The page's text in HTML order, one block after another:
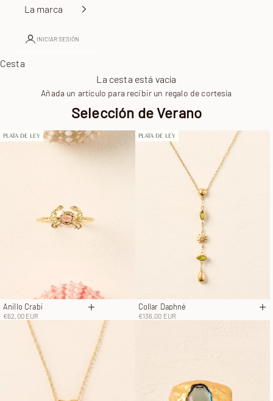
La marca
INICIAR SESIÓN
Cesta
La cesta está vacía
Añada un artículo para recibir un regalo de cortesía
Selección de Verano
PLATA DE LEY
Anillo Crabi
Precio de oferta
€62,00 EUR Elige opciones
PLATA DE LEY
Collar Daphné
Precio de oferta
€136,00 EUR